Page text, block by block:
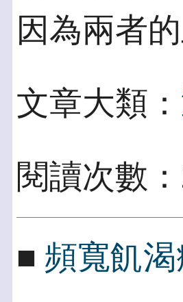
因為兩者
文章大類：
閱讀次數
■ 頻寬飢